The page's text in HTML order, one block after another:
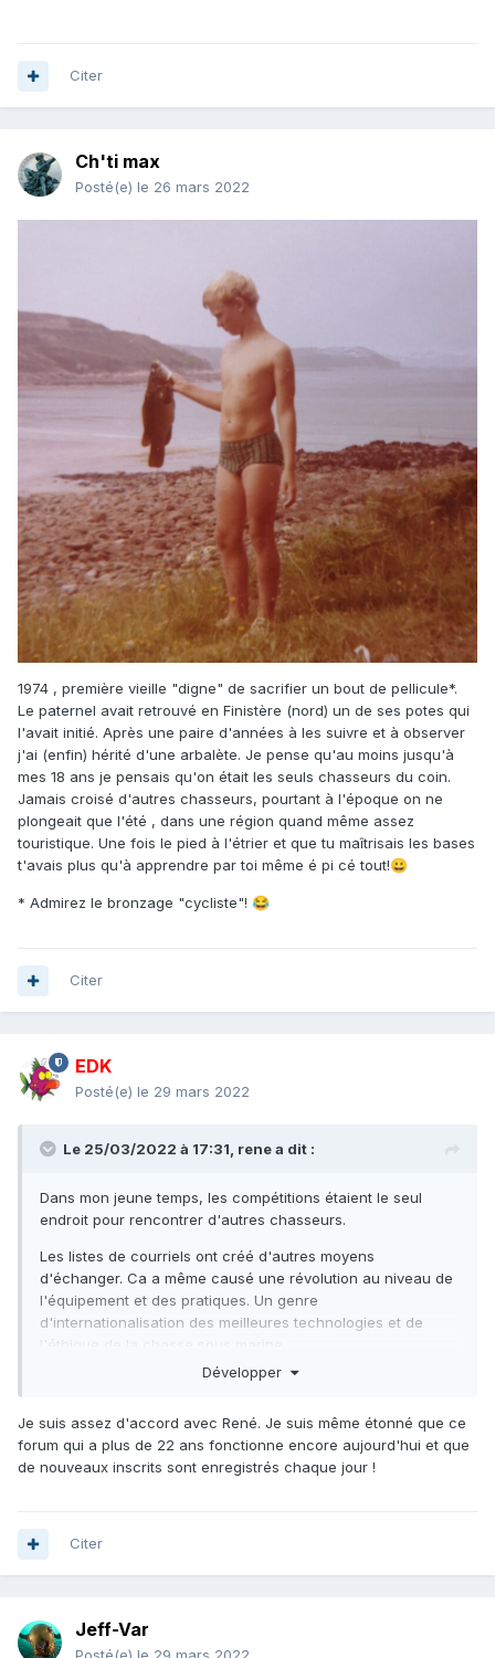
Citer
Ch'ti max
Posté(e) le 26 mars 2022
1974 , première vieille "digne" de sacrifier un bout de pellicule*.
Le paternel avait retrouvé en Finistère (nord) un de ses potes qui
l'avait initié. Après une paire d'années à les suivre et à observer
j'ai (enfin) hérité d'une arbalète. Je pense qu'au moins jusqu'à
mes 18 ans je pensais qu'on était les seuls chasseurs du coin.
Jamais croisé d'autres chasseurs, pourtant à l'époque on ne
plongeait que l'été , dans une région quand même assez
touristique. Une fois le pied à l'étrier et que tu maîtrisais les bases
t'avais plus qu'à apprendre par toi même é pi cé tout!😀
* Admirez le bronzage "cycliste"! 😂
Citer
EDK
Posté(e) le 29 mars 2022
Le 25/03/2022 à 17:31, renea dit :
Dans mon jeune temps, les compétitions étaient le seul
endroit pour rencontrer d'autres chasseurs.
Les listes de courriels ont créé d'autres moyens
d'échanger. Ca a même causé une révolution au niveau de
l'équipement et des pratiques. Un genre
d'internationalisation des meilleures technologies et de
l'éthique de la chasse sous marine.
Les forums ont tué les listes, mais maintenant le forum lui-
peut-être le dernier du type avec une bonne participation.
Aujourd'hui, je vois un désintérêt grandissant pour les
plus stimulants. C'est ma prédiction.
Développer
Je suis assez d'accord avec René. Je suis même étonné que ce
forum qui a plus de 22 ans fonctionne encore aujourd'hui et que
de nouveaux inscrits sont enregistrés chaque jour !
Citer
Jeff-Var